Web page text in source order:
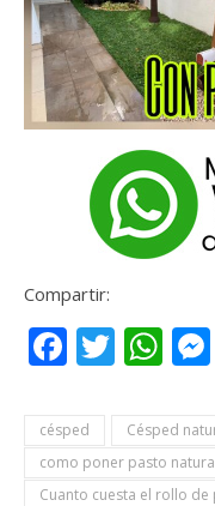
Compartir:
césped Césped
como poner pasto
Cuanto cuesta el rollo de